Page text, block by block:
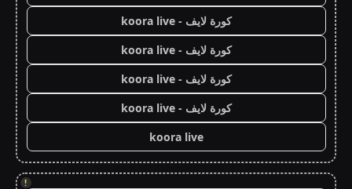
كورة لايف - koora live
كورة لايف - koora live
كورة لايف - koora live
كورة لايف - koora live
koora live
!